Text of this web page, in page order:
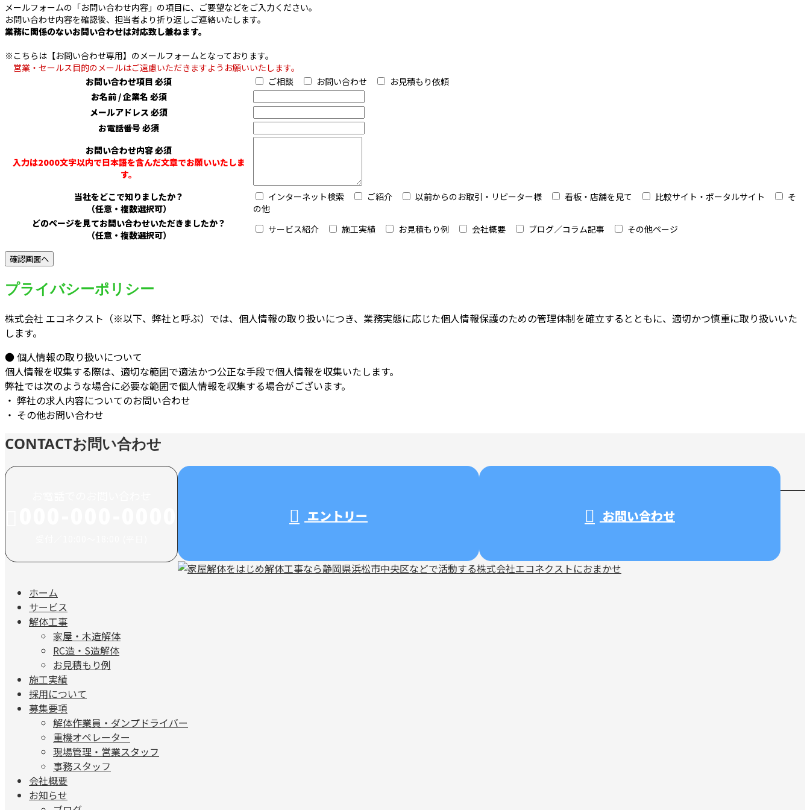
メールフォームの「お問い合わせ内容」の項目に、ご要望などをご入力ください。
お問い合わせ内容を確認後、担当者より折り返しご連絡いたします。
業務に関係のないお問い合わせは対応致し兼ねます。
※こちらは【お問い合わせ専用】のメールフォームとなっております。
営業・セールス目的のメールはご遠慮いただきますようお願いいたします。
お問い合わせ項目 必須 ご相談 お問い合わせ
お見積もり依頼
お名前 / 企業名 必須
メールアドレス 必須
お電話番号 必須
お問い合わせ内容必須
入力は2000文字以内で日本語を含んだ文章でお願いいたしま
す。
当社をどこで知りましたか？
（任意・複数選択可）
インターネット検索 ご紹介 以前からのお取引・リピーター様 看板・店舗を見て 比較サイト・ポータルサイト
そ
の他
どのページを見てお問い合わせいただきましたか？
（任意・複数選択可）
サービス紹介 施工実績 お見積もり例 会社概要 ブログ／コラム記事 その他ページ
プライバシーポリシー
株式会社 エコネクスト（※以下、弊社と呼ぶ）では、個人情報の取り扱いにつき、業務実態に応じた個人情報保護のための管理体制を確立するとともに、適切かつ慎重に取り扱いいた
します。
● 個人情報の取り扱いについて
個人情報を収集する際は、適切な範囲で適法かつ公正な手段で個人情報を収集いたします。
弊社では次のような場合に必要な範囲で個人情報を収集する場合がございます。
・ 弊社の求人内容についてのお問い合わせ
・ その他お問い合わせ
CONTACTお問い合わせ
エントリー お問い合わせ
ホーム
サービス
解体工事
家屋・木造解体
RC造・S造解体
お見積もり例
施工実績
採用について
募集要項
解体作業員・ダンプドライバー
重機オペレーター
現場管理・営業スタッフ
事務スタッフ
会社概要
お知らせ